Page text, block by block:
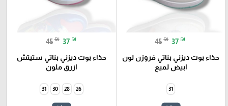
45 ₪ 37 ₪
حذاء بوت ديزني بناتي فروزن لون
ابيض لميع
31
45 ₪ 37 ₪
حذاء بوت ديزني بناتي ستيتش
ازرق ملون
26
28
30
31